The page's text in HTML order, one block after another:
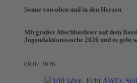
Sonne von oben und in den Herzen
Mit großer Abschlussfeier auf dem
Jugendaktionswoche 2026 und es geht
09.07.2026